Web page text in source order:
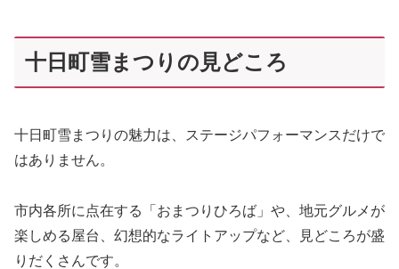
十日町雪まつりの見どころ
十日町雪まつりの魅力は、ステージパフォーマンスだけで
はありません。
市内各所に点在する「おまつりひろば」や、地元グルメが
楽しめる屋台、幻想的なライトアップなど、見どころが盛
りだくさんです。